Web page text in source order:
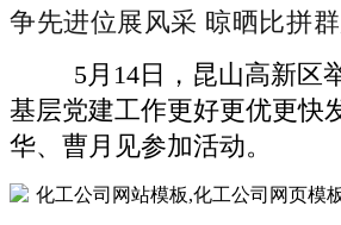
争先进位展风采 晾晒比拼
5月14日，昆山高新区举
基层党建工作更好更优更快
华、曹月见参加活动。